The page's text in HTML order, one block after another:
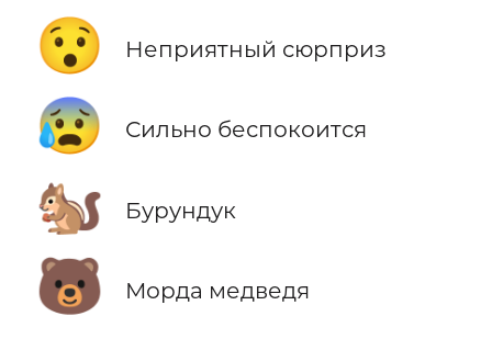
😯 Неприятный сюрприз
😰 Сильно беспокоится
🐿️ Бурундук
🐻 Морда медведя